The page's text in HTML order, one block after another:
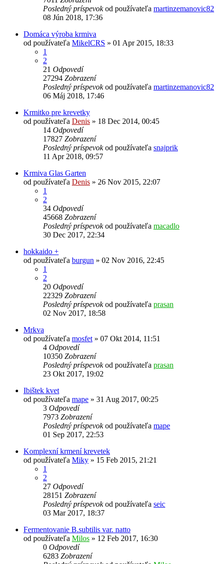
Posledný príspevokod používateľa martinzemanovic82
08 Jún 2018, 17:36
Domáca výroba krmiva
od používateľa MikelCRS » 01 Apr 2015, 18:33
1
2
21 Odpovedí
27294 Zobrazení
Posledný príspevokod používateľa martinzemanovic82
06 Máj 2018, 17:46
Krmitko pre krevetky
od používateľa Denis » 18 Dec 2014, 00:45
14 Odpovedí
17827 Zobrazení
Posledný príspevokod používateľa snajprik
11 Apr 2018, 09:57
Krmiva Glas Garten
od používateľa Denis » 26 Nov 2015, 22:07
1
2
34 Odpovedí
45668 Zobrazení
Posledný príspevokod používateľa macadlo
30 Dec 2017, 22:34
hokkaido +
od používateľa burgun » 02 Nov 2016, 22:45
1
2
20 Odpovedí
22329 Zobrazení
Posledný príspevokod používateľa prasan
02 Nov 2017, 18:58
Mrkva
od používateľa mosfet » 07 Okt 2014, 11:51
4 Odpovedí
10350 Zobrazení
Posledný príspevokod používateľa prasan
23 Okt 2017, 19:02
Ibištek kvet
od používateľa mape » 31 Aug 2017, 00:25
3 Odpovedí
7973 Zobrazení
Posledný príspevokod používateľa mape
01 Sep 2017, 22:53
Komplexní krmení krevetek
od používateľa Miky » 15 Feb 2015, 21:21
1
2
27 Odpovedí
28151 Zobrazení
Posledný príspevokod používateľa seic
03 Mar 2017, 18:37
Fermentovanie B.subtilis var. natto
od používateľa Milos » 12 Feb 2017, 16:30
0 Odpovedí
6283 Zobrazení